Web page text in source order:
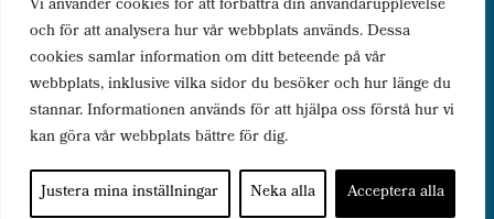
Vi använder cookies för att förbättra din användarupplevelse
och för att analysera hur vår webbplats används. Dessa
cookies samlar information om ditt beteende på vår
webbplats, inklusive vilka sidor du besöker och hur länge du
stannar. Informationen används för att hjälpa oss förstå hur vi
kan göra vår webbplats bättre för dig.
Justera mina inställningar Neka alla Acceptera alla
Om Bonnierförlagen
Cookies
Integritetspolicy